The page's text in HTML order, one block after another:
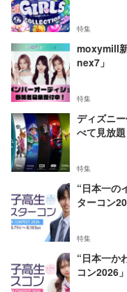
特集
moxymill
nex7」
特集
ディズニ
べて見放題
特集
“日本一の
ターコン
特集
“日本一か
コン2026